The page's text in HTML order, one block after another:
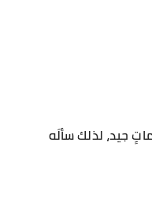
جيد، لذلك سألَه